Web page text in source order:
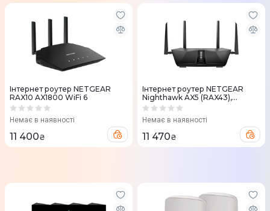
Iнтернет роутер NETGEAR
RAX10 AX1800 WiFi 6
Немає в наявності
11 400₴
Iнтернет роутер NETGEAR
Nighthawk AX5 (RAX43),
AX4200 WiFi 6
Немає в наявності
11 470₴